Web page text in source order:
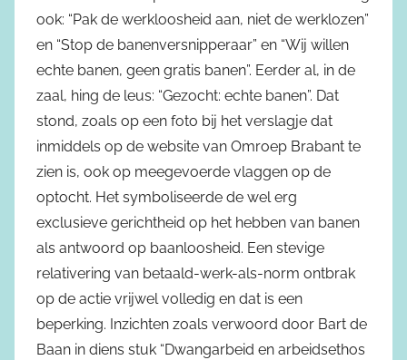
ook: “Pak de werkloosheid aan, niet de werklozen”
en “Stop de banenversnipperaar” en “Wij willen
echte banen, geen gratis banen”. Eerder al, in de
zaal, hing de leus: “Gezocht: echte banen”. Dat
stond, zoals op een foto bij het verslagje dat
inmiddels op de website van Omroep Brabant te
zien is, ook op meegevoerde vlaggen op de
optocht. Het symboliseerde de wel erg
exclusieve gerichtheid op het hebben van banen
als antwoord op baanloosheid. Een stevige
relativering van betaald-werk-als-norm ontbrak
op de actie vrijwel volledig en dat is een
beperking. Inzichten zoals verwoord door Bart de
Baan in diens stuk “Dwangarbeid en arbeidsethos